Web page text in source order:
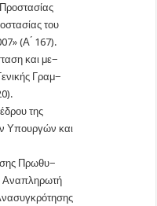
του
(Α ́ 167).
και με−
Γραμ−
της
Υπουργών και
Πρωθυ−
Αναπληρωτή